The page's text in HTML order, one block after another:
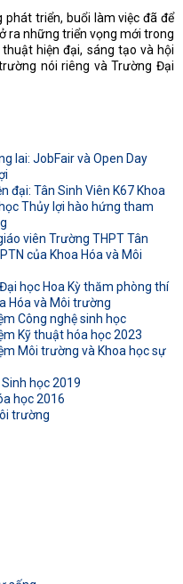
triển, buổi làm việc đã để
ra những triển vọng mới trong
hiện đại, sáng tạo và hội
nói riêng và Trường Đại
lai: JobFair và Open Day
đại: Tân Sinh Viên K67 Khoa
Thủy lợi hào hứng tham
viên Trường THPT Tân
của Khoa Hóa và Môi
học Hoa Kỳ thăm phòng thí
Hóa và Môi trường
Công nghệ sinh học
Kỹ thuật hóa học 2023
Môi trường và Khoa học sự
học 2019
học 2016
trường